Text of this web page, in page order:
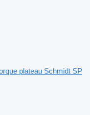
plateau Schmidt SP